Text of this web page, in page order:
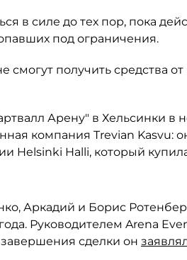
в силе до тех пор, пока
под ограничения.
получить средства
Арену" в Хельсинки в
компания Trevian Kasvu:
Helsinki Halli, который
Аркадий и Борис
Руководителем Arena
сделки он